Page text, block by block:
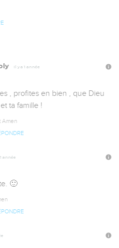
Il y a 1 année
, profites en bien , que Dieu
ta famille !
Amen
année
🙂